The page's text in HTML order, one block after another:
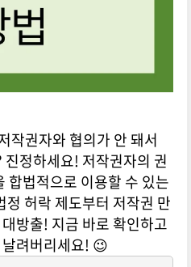
작권자와 협의가 안 돼서
정하세요! 저작권자의 권
합법적으로 이용할 수 있는
허락 제도부터 저작권 만
방출! 지금 바로 확인하고
려버리세요! 😉